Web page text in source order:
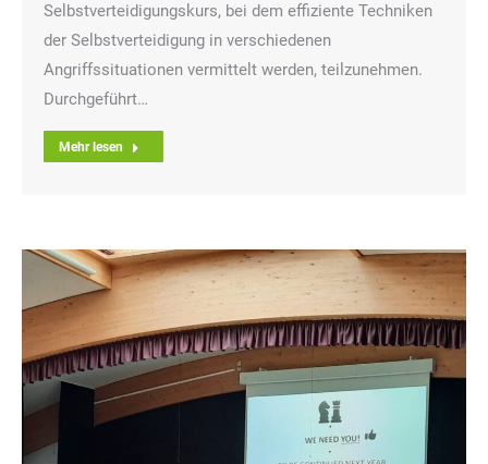
Selbstverteidigungskurs, bei dem effiziente Techniken
der Selbstverteidigung in verschiedenen
Angriffssituationen vermittelt werden, teilzunehmen.
Durchgeführt…
Mehr lesen